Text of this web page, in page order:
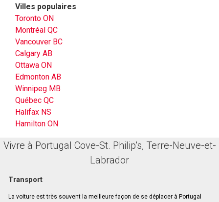
Villes populaires
Toronto ON
Montréal QC
Vancouver BC
Calgary AB
Ottawa ON
Edmonton AB
Winnipeg MB
Québec QC
Halifax NS
Hamilton ON
Vivre à Portugal Cove-St. Philip's, Terre-Neuve-et-
Labrador
Transport
La voiture est très souvent la meilleure façon de se déplacer à Portugal